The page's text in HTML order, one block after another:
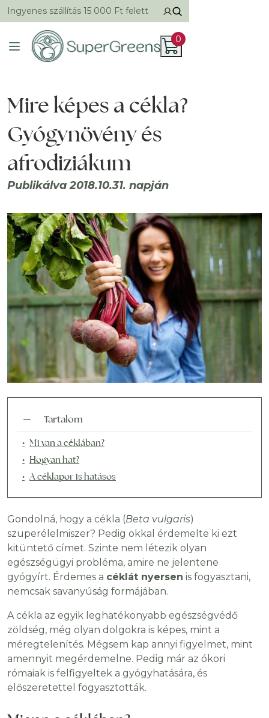
Ingyenes szállítás 15 000 Ft felett
0
Mire képes a cékla?
Gyógynövény és
afrodiziákum
Publikálva 2018.10.31. napján
Tartalom
Mi van a céklában?
Hogyan hat?
A céklapor is hatásos
Gondolná, hogy a cékla (Beta vulgaris)
szuperélelmiszer? Pedig okkal érdemelte ki ezt
kitüntető címet. Szinte nem létezik olyan
egészségügyi probléma, amire ne jelentene
gyógyírt. Érdemes a céklát nyersen is fogyasztani,
nemcsak savanyúság formájában.
A cékla az egyik leghatékonyabb egészségvédő
zöldség, még olyan dolgokra is képes, mint a
méregtelenítés. Mégsem kap annyi figyelmet, mint
amennyit megérdemelne. Pedig már az ókori
rómaiak is felfigyeltek a gyógyhatására, és
előszeretettel fogyasztották.